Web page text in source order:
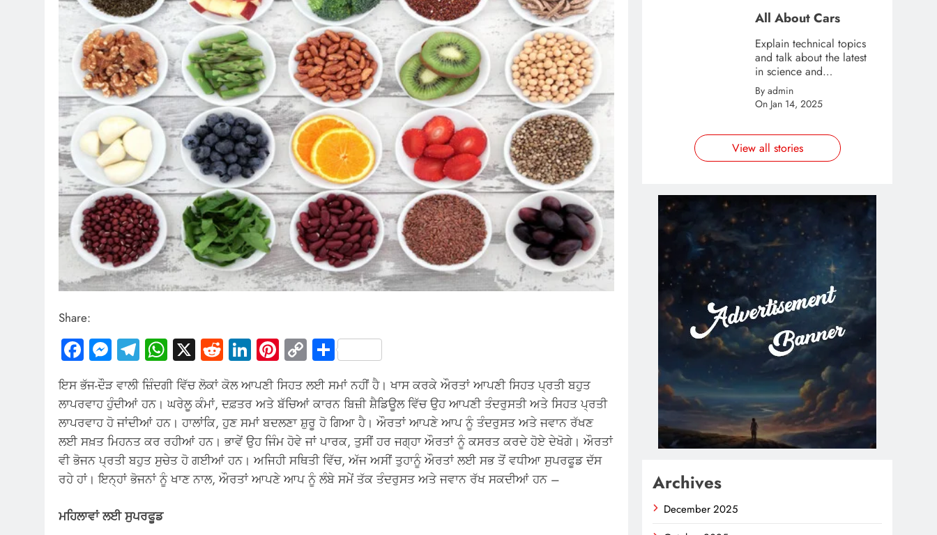
Share:
Facebook
Messenger
Telegram
WhatsApp
X RedditLinkedIn
Pinterest
Copy
Link
Share
ਇਸ ਭੱਜ-ਦੌੜ ਵਾਲੀ ਜ਼ਿੰਦਗੀ ਵਿੱਚ ਲੋਕਾਂ ਕੋਲ ਆਪਣੀ ਸਿਹਤ ਲਈ ਸਮਾਂ ਨਹੀਂ ਹੈ। ਖਾਸ ਕਰਕੇ ਔਰਤਾਂ ਆਪਣੀ ਸਿਹਤ ਪ੍ਰਤੀ ਬਹੁਤ
ਲਾਪਰਵਾਹ ਹੁੰਦੀਆਂ ਹਨ। ਘਰੇਲੂ ਕੰਮਾਂ, ਦਫ਼ਤਰ ਅਤੇ ਬੱਚਿਆਂ ਕਾਰਨ ਬਿਜ਼ੀ ਸ਼ੈਡਿਊਲ ਵਿੱਚ ਉਹ ਆਪਣੀ ਤੰਦਰੁਸਤੀ ਅਤੇ ਸਿਹਤ ਪ੍ਰਤੀ
ਲਾਪਰਵਾਹ ਹੋ ਜਾਂਦੀਆਂ ਹਨ। ਹਾਲਾਂਕਿ, ਹੁਣ ਸਮਾਂ ਬਦਲਣਾ ਸ਼ੁਰੂ ਹੋ ਗਿਆ ਹੈ। ਔਰਤਾਂ ਆਪਣੇ ਆਪ ਨੂੰ ਤੰਦਰੁਸਤ ਅਤੇ ਜਵਾਨ ਰੱਖਣ
ਲਈ ਸਖ਼ਤ ਮਿਹਨਤ ਕਰ ਰਹੀਆਂ ਹਨ। ਭਾਵੇਂ ਉਹ ਜਿੰਮ ਹੋਵੇ ਜਾਂ ਪਾਰਕ, ​​ਤੁਸੀਂ ਹਰ ਜਗ੍ਹਾ ਔਰਤਾਂ ਨੂੰ ਕਸਰਤ ਕਰਦੇ ਹੋਏ ਦੇਖੋਗੇ। ਔਰਤਾਂ
ਵੀ ਭੋਜਨ ਪ੍ਰਤੀ ਬਹੁਤ ਸੁਚੇਤ ਹੋ ਗਈਆਂ ਹਨ। ਅਜਿਹੀ ਸਥਿਤੀ ਵਿੱਚ, ਅੱਜ ਅਸੀਂ ਤੁਹਾਨੂੰ ਔਰਤਾਂ ਲਈ ਸਭ ਤੋਂ ਵਧੀਆ ਸੁਪਰਫੂਡ ਦੱਸ
ਰਹੇ ਹਾਂ। ਇਨ੍ਹਾਂ ਭੋਜਨਾਂ ਨੂੰ ਖਾਣ ਨਾਲ, ਔਰਤਾਂ ਆਪਣੇ ਆਪ ਨੂੰ ਲੰਬੇ ਸਮੇਂ ਤੱਕ ਤੰਦਰੁਸਤ ਅਤੇ ਜਵਾਨ ਰੱਖ ਸਕਦੀਆਂ ਹਨ –
ਮਹਿਲਾਵਾਂ ਲਈ ਸੁਪਰਫੂਡ
All About Cars
Explain technical topics
and talk about the latest
in science and
technology with this
clean and futuristic
template.
By admin
On Jan 14, 2025
View all stories
Archives
December 2025